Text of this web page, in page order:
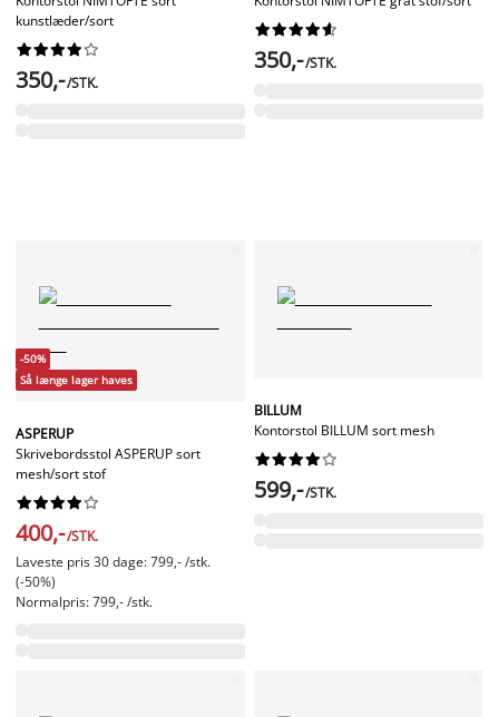
kunstlæder/sort






350,-/STK.






350,-/STK.
-50%
Så længe lager haves
ASPERUP
Skrivebordsstol ASPERUP sort
mesh/sort stof






400,-/STK.
Laveste pris 30 dage: 799,- /stk.
(-50%)
Normalpris: 799,- /stk.
BILLUM
Kontorstol BILLUM sort mesh






599,-/STK.